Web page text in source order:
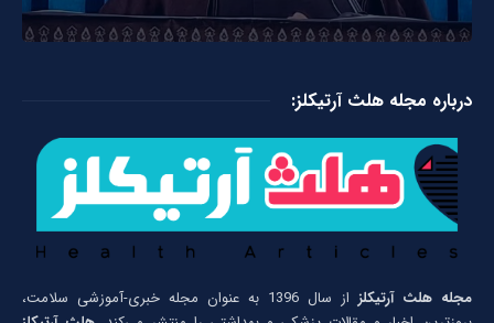
درباره مجله هلث آرتیکلز:
مجله هلث آرتیکلز
از سال 1396 به عنوان مجله خبری-آموزشی سلامت،